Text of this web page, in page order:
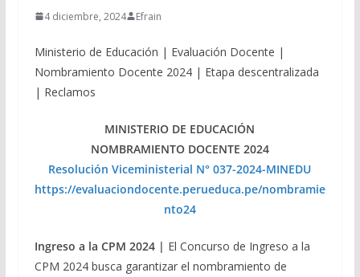
4 diciembre, 2024 Efrain
Ministerio de Educación | Evaluación Docente |
Nombramiento Docente 2024 | Etapa descentralizada
| Reclamos
MINISTERIO DE EDUCACIÓN
NOMBRAMIENTO DOCENTE 2024
Resolución Viceministerial N° 037-2024-MINEDU
https://evaluaciondocente.perueduca.pe/nombramie
nto24
Ingreso a la CPM 2024 | El Concurso de Ingreso a la
CPM 2024 busca garantizar el nombramiento de